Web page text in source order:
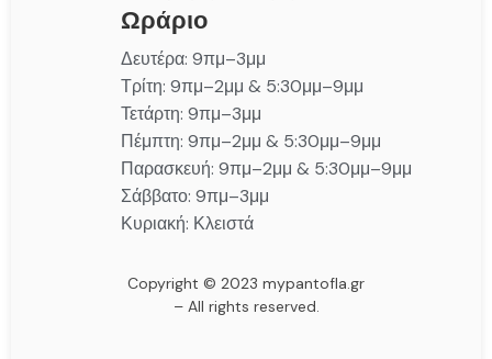
Ωράριο
Δευτέρα: 9πμ–3μμ
Τρίτη: 9πμ–2μμ & 5:30μμ–9μμ
Τετάρτη: 9πμ–3μμ
Πέμπτη: 9πμ–2μμ & 5:30μμ–9μμ
Παρασκευή: 9πμ–2μμ & 5:30μμ–9μμ
Σάββατο: 9πμ–3μμ
Κυριακή: Κλειστά
Copyright © 2023 mypantofla.gr
– All rights reserved.